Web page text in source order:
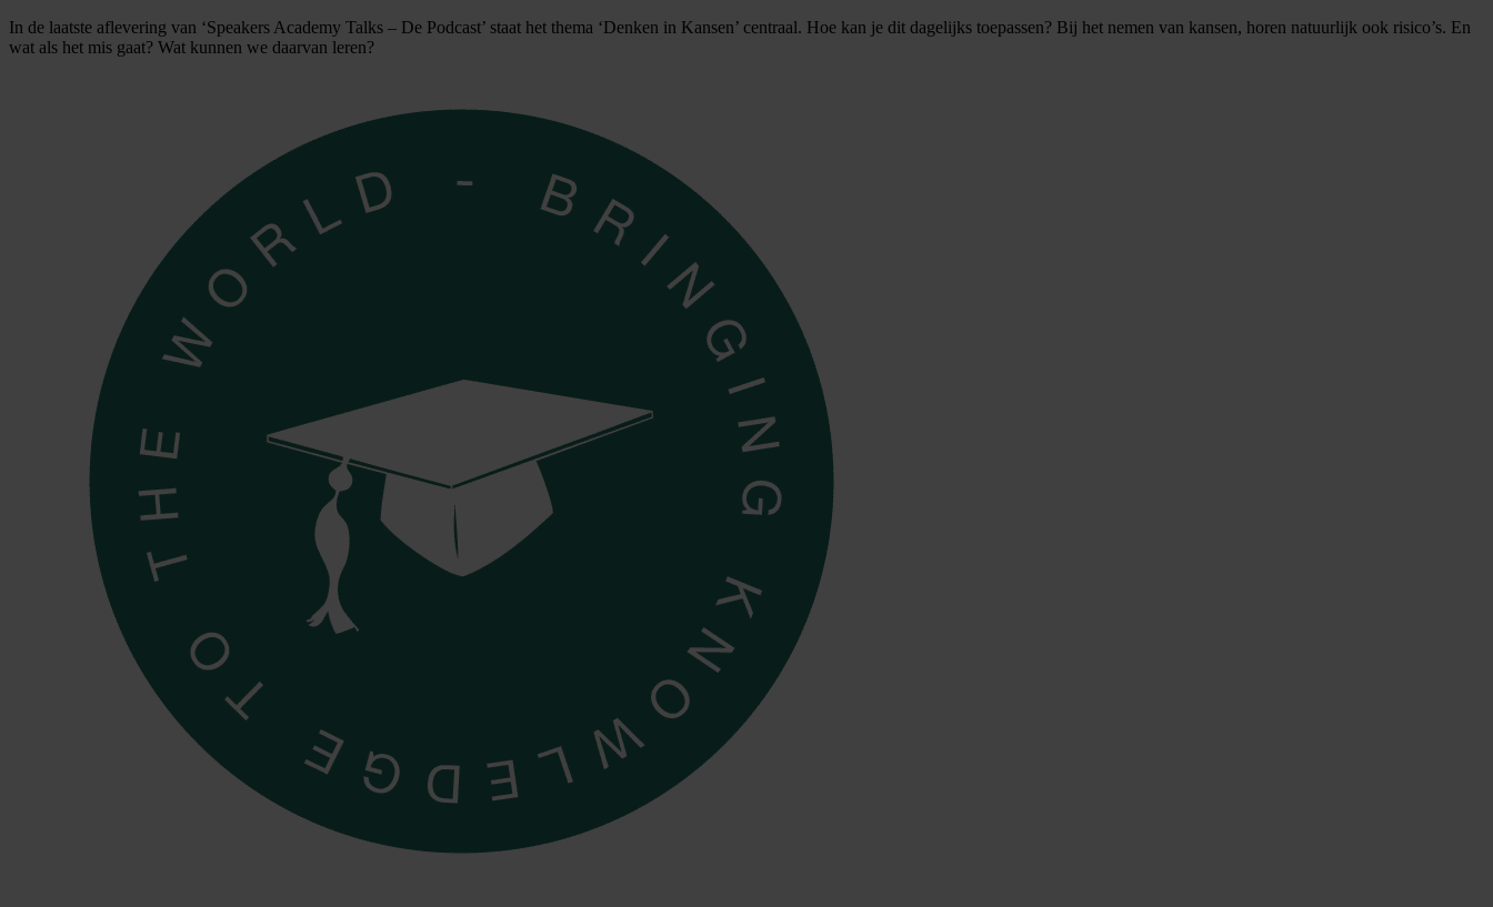
In de laatste aflevering van ‘Speakers Academy Talks – De Podcast’ staat het thema ‘Denken in Kansen’ centraal. Hoe kan je dit dagelijks toepassen? Bij het nemen van kansen, horen natuurlijk ook risico’s. En
wat als het mis gaat? Wat kunnen we daarvan leren?